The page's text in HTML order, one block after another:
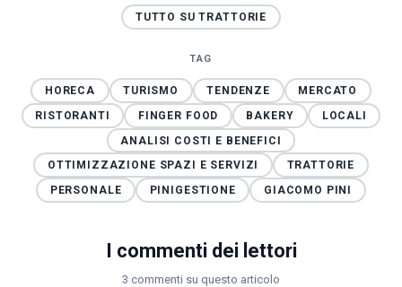
TUTTO SU TRATTORIE
TAG
HORECA TURISMO TENDENZE
MERCATO
RISTORANTI
FINGER FOOD BAKERY
LOCALI
ANALISI COSTI E BENEFICI
OTTIMIZZAZIONE SPAZI E SERVIZI
TRATTORIE
PERSONALE
PINIGESTIONE GIACOMO PINI
I commenti dei lettori
3 commenti su questo articolo